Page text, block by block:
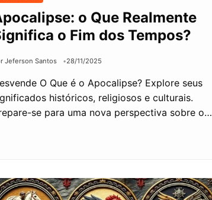
o Que Realmente
o Fim dos Tempos?
Jeferson Santos 28/11/2025
O Que é o Apocalipse? Explore seus
históricos, religiosos e culturais.
se para uma nova perspectiva sobre o…